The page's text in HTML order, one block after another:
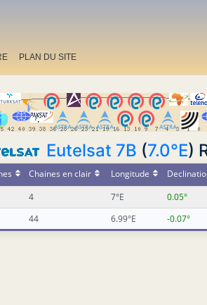
PLAN DU SITE
Eutelsat 7B (7.0°E)
Chaines en clair Longitude
4 7°E 0.05°
44 6.99°E -0.07°